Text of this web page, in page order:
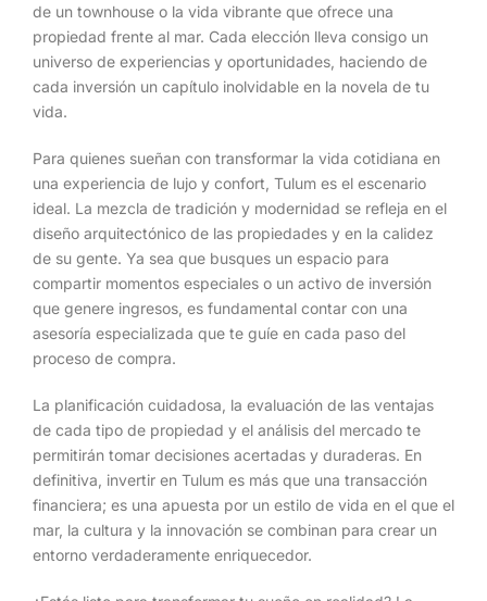
de un townhouse o la vida vibrante que ofrece una
propiedad frente al mar. Cada elección lleva consigo un
universo de experiencias y oportunidades, haciendo de
cada inversión un capítulo inolvidable en la novela de tu
vida.
Para quienes sueñan con transformar la vida cotidiana en
una experiencia de lujo y confort, Tulum es el escenario
ideal. La mezcla de tradición y modernidad se refleja en el
diseño arquitectónico de las propiedades y en la calidez
de su gente. Ya sea que busques un espacio para
compartir momentos especiales o un activo de inversión
que genere ingresos, es fundamental contar con una
asesoría especializada que te guíe en cada paso del
proceso de compra.
La planificación cuidadosa, la evaluación de las ventajas
de cada tipo de propiedad y el análisis del mercado te
permitirán tomar decisiones acertadas y duraderas. En
definitiva, invertir en Tulum es más que una transacción
financiera; es una apuesta por un estilo de vida en el que el
mar, la cultura y la innovación se combinan para crear un
entorno verdaderamente enriquecedor.